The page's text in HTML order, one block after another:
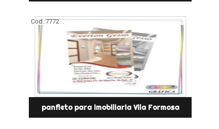
Cod.:7772
panfleto para imobiliaria Vila Formosa